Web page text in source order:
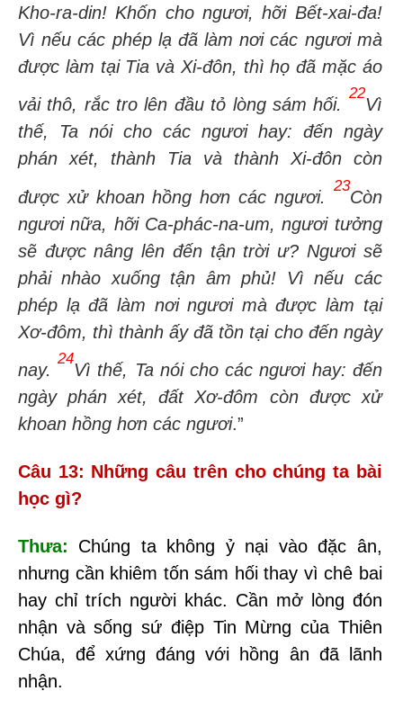
Kho-ra-din! Khốn cho ngươi, hỡi Bết-xai-đa!
Vì nếu các phép lạ đã làm nơi các ngươi mà
được làm tại Tia và Xi-đôn, thì họ đã mặc áo
vải thô, rắc tro lên đầu tỏ lòng sám hối.
22
Vì
thế, Ta nói cho các ngươi hay: đến ngày
phán xét, thành
Tia và thành Xi-đôn còn
được xử khoan hồng hơn các ngươi.
23
Còn
ngươi nữa, hỡi Ca-phác-na-um, ngươi tưởng
sẽ được nâng lên đến tận trời ư? Ngươi sẽ
phải nhào xuống tận âm phủ! Vì nếu các
phép lạ đã làm nơi ngươi mà được làm tại
Xơ-đôm, thì thành ấy đã tồn tại cho đến ngày
nay.
24
Vì thế, Ta nói cho các ngươi hay: đến
ngày phán xét,
đất Xơ-đôm
còn được xử
khoan hồng hơn các ngươi.”
Câu 13: Những câu trên cho chúng ta bài
học gì?
Thưa: Chúng ta không ỷ nại vào đặc ân,
nhưng cần khiêm tốn sám hối thay vì chê bai
hay chỉ trích người khác. Cần mở lòng đón
nhận và sống sứ điệp Tin Mừng của Thiên
Chúa, để xứng đáng với hồng ân đã lãnh
nhận.